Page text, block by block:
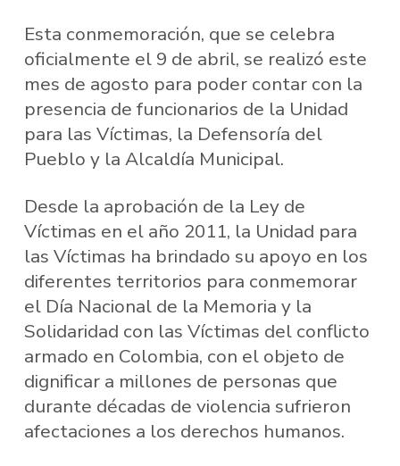
Esta conmemoración, que se celebra
oficialmente el 9 de abril, se realizó este
mes de agosto para poder contar con la
presencia de funcionarios de la Unidad
para las Víctimas, la Defensoría del
Pueblo y la Alcaldía Municipal.
Desde la aprobación de la Ley de
Víctimas en el año 2011, la Unidad para
las Víctimas ha brindado su apoyo en los
diferentes territorios para conmemorar
el Día Nacional de la Memoria y la
Solidaridad con las Víctimas del conflicto
armado en Colombia, con el objeto de
dignificar a millones de personas que
durante décadas de violencia sufrieron
afectaciones a los derechos humanos.